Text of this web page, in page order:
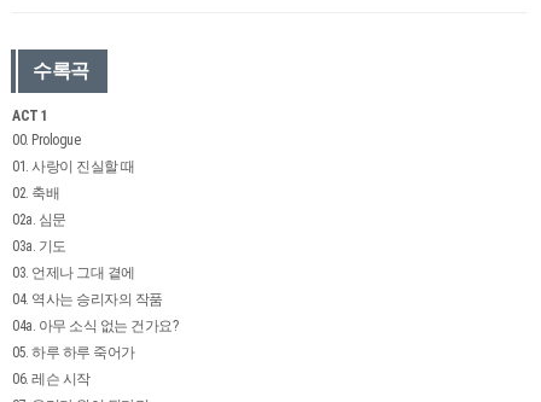
수록곡
ACT 1
00. Prologue
01. 사랑이 진실할 때
02. 축배
02a. 심문
03a. 기도
03. 언제나 그대 곁에
04. 역사는 승리자의 작품
04a. 아무 소식 없는 건가요?
05. 하루 하루 죽어가
06. 레슨 시작